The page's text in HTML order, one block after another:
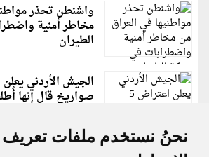
نحنُ نستخدم ملفات تعريف
واشنطن تحذر
مخاطر أمنية
الطيران
صواريخ قال إنها